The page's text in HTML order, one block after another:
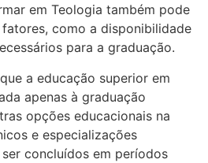
em Teologia também pode
como a disponibilidade
para a graduação.
a educação superior em
apenas à graduação
opções educacionais na
e especializações
concluídos em períodos